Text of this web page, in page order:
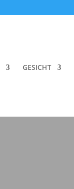
GESICHT